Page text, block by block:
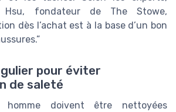
Hsu, fondateur de The Stowe,
dès l’achat est à la base d’un bon
pour éviter
de saleté
homme doivent être nettoyées